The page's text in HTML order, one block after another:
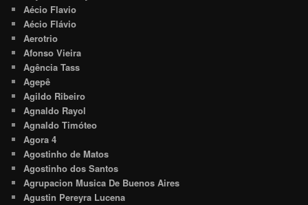
Aécio Flavio
Aécio Flávio
Aerotrio
Afonso Vieira
Agência Tass
Agepê
Agildo Ribeiro
Agnaldo Rayol
Agnaldo Timóteo
Agora 4
Agostinho de Matos
Agostinho dos Santos
Agrupacion Musica De Buenos Aires
Agustin Pereyra Lucena